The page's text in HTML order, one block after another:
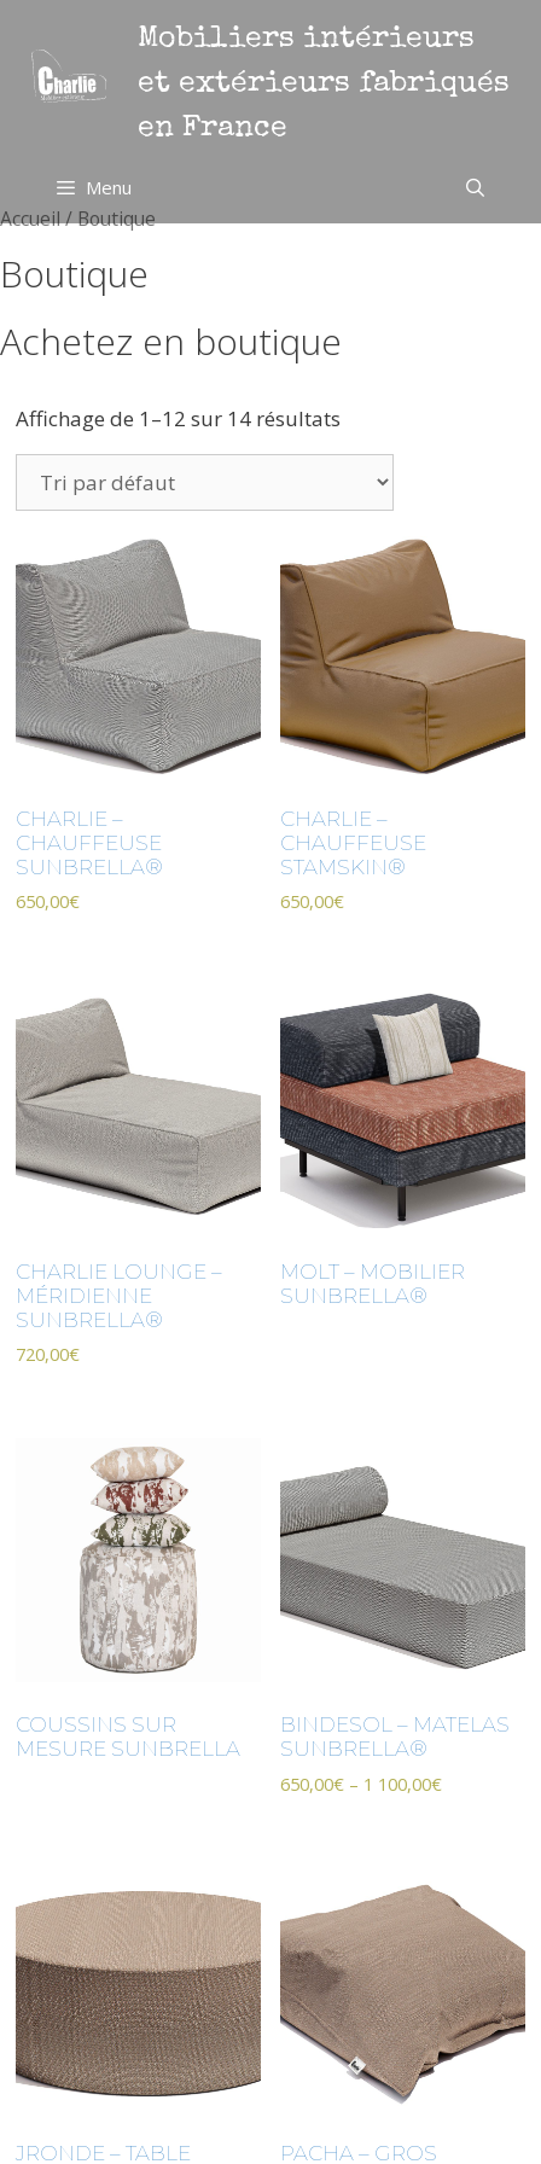
contenu
Mobiliers intérieurs
et extérieurs fabriqués
en France
Menu
Accueil/ Boutique
Boutique
Achetez en boutique
Affichage de 1–12 sur 14 résultats
CHARLIE –
CHAUFFEUSE
SUNBRELLA®
650,00€
CHARLIE –
CHAUFFEUSE
STAMSKIN®
650,00€
CHARLIE LOUNGE –
MÉRIDIENNE
SUNBRELLA®
720,00€
MOLT – MOBILIER
SUNBRELLA®
COUSSINS SUR
MESURE SUNBRELLA
BINDESOL – MATELAS
SUNBRELLA®
650,00€ – 1 100,00€
JRONDE – TABLE PACHA – GROS